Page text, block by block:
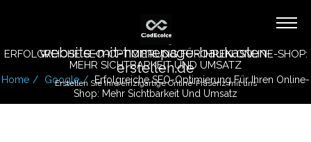
website-mit-homepage-baukasten-
erstellen.de
Erstellen Sie Ihre einzigartige Online-Präsenz mit uns
ERFOLGREICHE SEO-OPTIMIERUNG FÜR IHREN ONLINE-SHOP:
MEHR SICHTBARKEIT UND UMSATZ
Home Google
Erfolgreiche SEO-Optimierung Für Ihren Online-
Shop: Mehr Sichtbarkeit Und Umsatz